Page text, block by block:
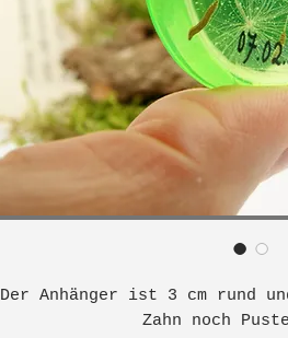
Der Anhänger ist 3 cm rund
Zahn noch